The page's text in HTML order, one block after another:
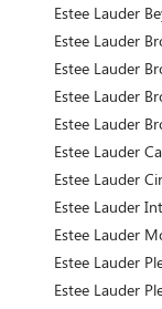
Estee Lauder
Estee Lauder
Estee Lauder
Estee Lauder
Estee Lauder
Estee Lauder
Estee Lauder
Estee Lauder
Estee Lauder
Estee Lauder
Estee Lauder